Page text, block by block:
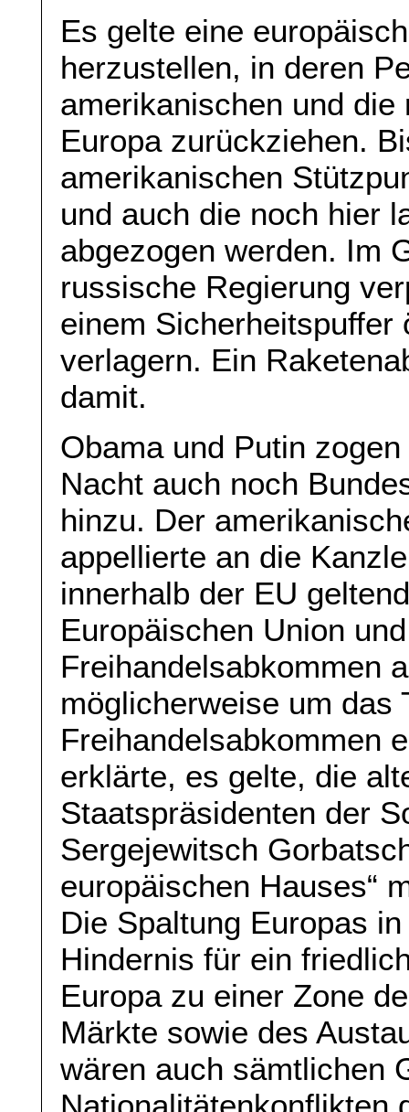
Es gelte eine
herzustellen, in deren
amerikanischen und
Europa zurückziehen.
amerikanischen
und auch die noch hier
abgezogen werden. Im
russische Regierung
einem
verlagern. Ein
damit.
Obama und Putin
Nacht auch noch
hinzu. Der
appellierte an die
innerhalb der EU
Europäischen Union
Freihandelsabkommen
möglicherweise um das
Freihandelsabkommen
erklärte, es gelte, die
Staatspräsidenten der
Sergejewitsch
europäischen Hauses“
Die Spaltung Europas
Hindernis für ein
Europa zu einer Zone
Märkte sowie des
wären auch sämtlichen
Nationalitätenkonflikten